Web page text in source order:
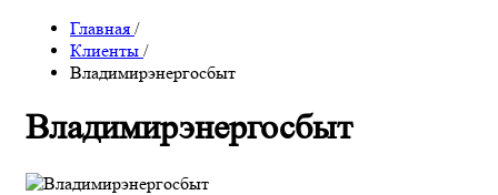
Главная /
Клиенты /
Владимирэнергосбыт
Владимирэнергосбыт